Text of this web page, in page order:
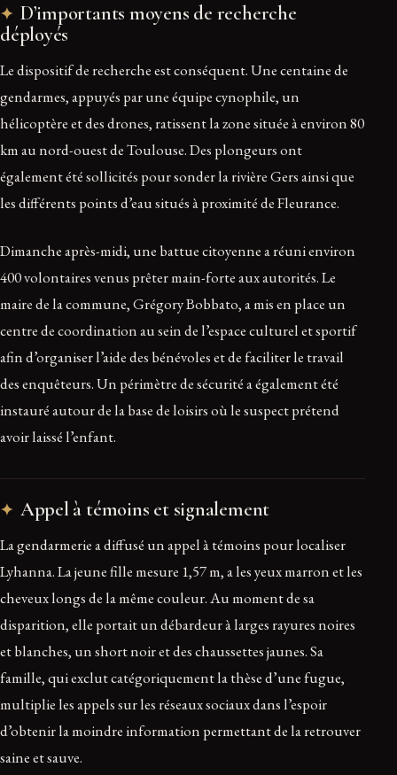
D’importants moyens de recherche
déployés
Le dispositif de recherche est conséquent. Une centaine de
gendarmes, appuyés par une équipe cynophile, un
hélicoptère et des drones, ratissent la zone située à environ 80
km au nord-ouest de Toulouse. Des plongeurs ont
également été sollicités pour sonder la rivière Gers ainsi que
les différents points d’eau situés à proximité de Fleurance.
Dimanche après-midi, une battue citoyenne a réuni environ
400 volontaires venus prêter main-forte aux autorités. Le
maire de la commune, Grégory Bobbato, a mis en place un
centre de coordination au sein de l’espace culturel et sportif
afin d’organiser l’aide des bénévoles et de faciliter le travail
des enquêteurs. Un périmètre de sécurité a également été
instauré autour de la base de loisirs où le suspect prétend
avoir laissé l’enfant.
Appel à témoins et signalement
La gendarmerie a diffusé un appel à témoins pour localiser
Lyhanna. La jeune fille mesure 1,57 m, a les yeux marron et les
cheveux longs de la même couleur. Au moment de sa
disparition, elle portait un débardeur à larges rayures noires
et blanches, un short noir et des chaussettes jaunes. Sa
famille, qui exclut catégoriquement la thèse d’une fugue,
multiplie les appels sur les réseaux sociaux dans l’espoir
d’obtenir la moindre information permettant de la retrouver
saine et sauve.